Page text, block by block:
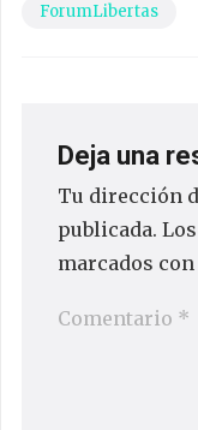
ForumLibertas
Deja una
Tu dirección
publicada.
marcados con